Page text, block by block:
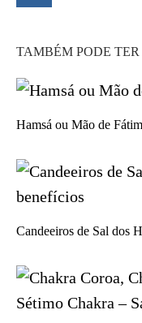
TAMBÉM PODE TER
Hamsá ou Mão de
Candeeiros de Sal dos